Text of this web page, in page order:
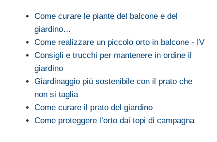
Come curare le piante del balcone e del
giardino…
Come realizzare un piccolo orto in balcone - IV
Consigli e trucchi per mantenere in ordine il
giardino
Giardinaggio più sostenibile con il prato che
non si taglia
Come curare il prato del giardino
Come proteggere l’orto dai topi di campagna